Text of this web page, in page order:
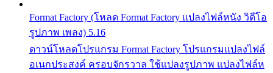
Format Factory (โหลด Format Factory แปลงไฟล์หนัง วิดีโอ
รูปภาพ เพลง) 5.16
ดาวน์โหลดโปรแกรม Format Factory โปรแกรมแปลงไฟล์
อเนกประสงค์ ครอบจักรวาล ใช้แปลงรูปภาพ แปลงไฟล์ห